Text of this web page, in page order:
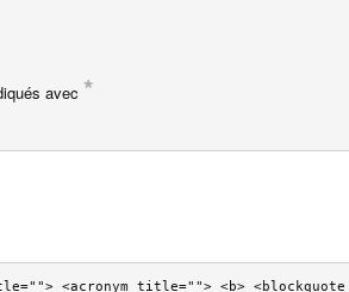
avec *
<acronym title=""> <b>